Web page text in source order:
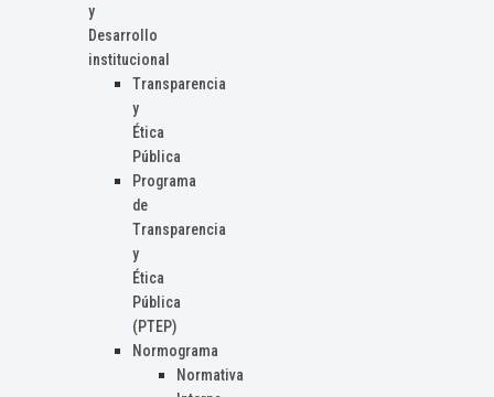
y
Desarrollo
institucional
Transparencia
y
Ética
Pública
Programa
de
Transparencia
y
Ética
Pública
(PTEP)
Normograma
Normativa